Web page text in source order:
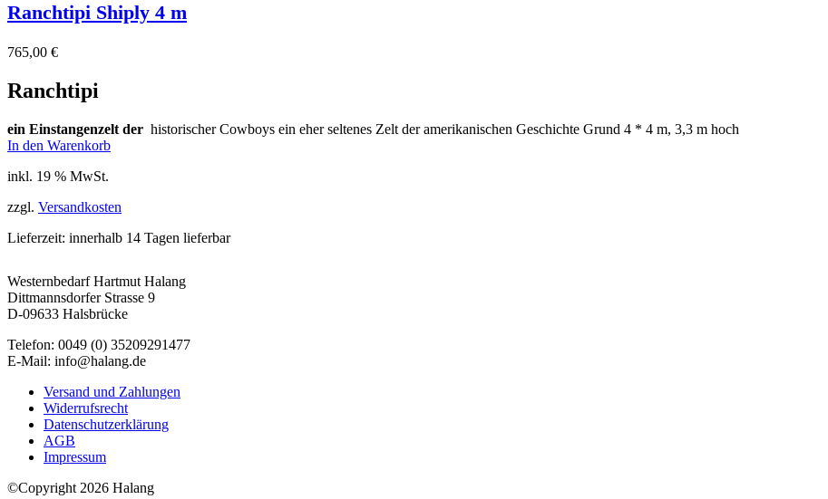
Ranchtipi Shiply 4 m
765,00 €
Ranchtipi
ein Einstangenzelt der historischer Cowboys ein eher seltenes Zelt der amerikanischen Geschichte Grund 4 * 4 m, 3,3 m hoch
In den Warenkorb
inkl. 19 % MwSt.
zzgl. Versandkosten
Lieferzeit: innerhalb 14 Tagen lieferbar
Westernbedarf Hartmut Halang
Dittmannsdorfer Strasse 9
D-09633 Halsbrücke
Telefon: 0049 (0) 35209291477
E-Mail: info@halang.de
Versand und Zahlungen
Widerrufsrecht
Datenschutzerklärung
AGB
Impressum
©Copyright 2026 Halang